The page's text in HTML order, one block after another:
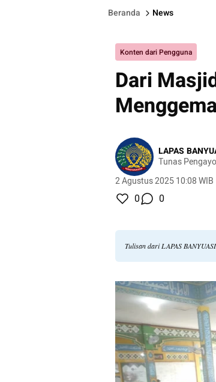
Beranda News
Konten dari Pengguna
Dari
LAPAS
Tunas
2 Agustus 2025 10:08 WIB
0 0
Tulisan dari LAPAS